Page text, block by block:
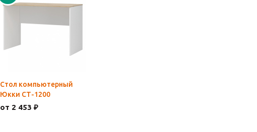
Стол компьютерный
Юкки СТ-1200
от 2 453 ₽